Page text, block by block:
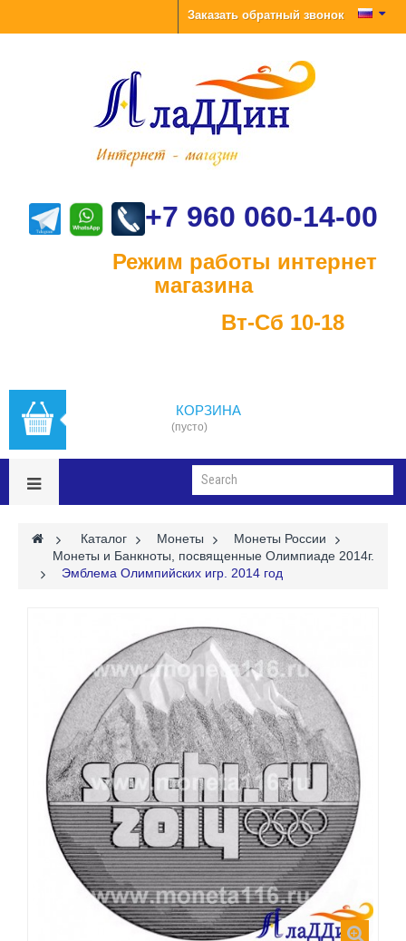
Заказать обратный звонок
+7 960 060-14-00
Режим работы интернет
магазина
Вт-Сб 10-18
КОРЗИНА
(пусто)
> Каталог > Монеты >
Монеты России
Монеты и Банкноты, посвященные Олимпиаде 2014г.
>
Эмблема Олимпийских игр. 2014 год